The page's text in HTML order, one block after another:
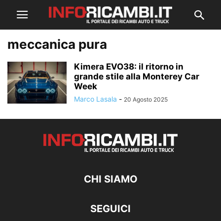
meccanica pura
Kimera EVO38: il ritorno in
grande stile alla Monterey Car
Week
Marco Lasala - 20 Agosto 2025
CHI SIAMO
SEGUICI